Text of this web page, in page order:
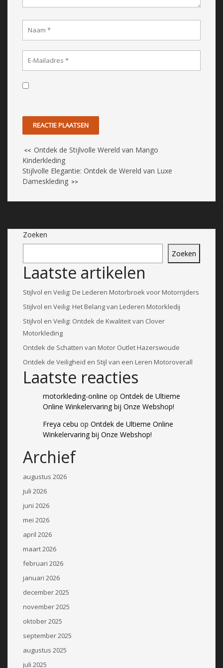
<< Ontdek de Stijlvolle Wereld van Mango
Kinderkleding
Stijlvolle Elegantie: Ontdek de Wereld van Luxe
Dameskleding >>
Zoeken
Zoeken
Laatste artikelen
Stijlvol en Veilig: De Lederen Motorbroek voor Motorrijders
Stijlvol en Veilig: Het Belang van Lederen Motorkledij
Stijlvol en Veilig: Ontdek de Kwaliteit van Clover
Motorkleding
Ontdek de Schatten van Motor Outlet Hazerswoude
Ontdek de Veiligheid en Stijl van een Leren Motoroverall
Laatste reacties
motorkleding-online op Ontdek de Ultieme
Online Winkelervaring bij Onze Webshop!
Freya cebu op Ontdek de Ultieme Online
Winkelervaring bij Onze Webshop!
Archief
augustus 2026
juli 2026
juni 2026
mei 2026
april 2026
maart 2026
februari 2026
januari 2026
december 2025
november 2025
oktober 2025
september 2025
augustus 2025
juli 2025